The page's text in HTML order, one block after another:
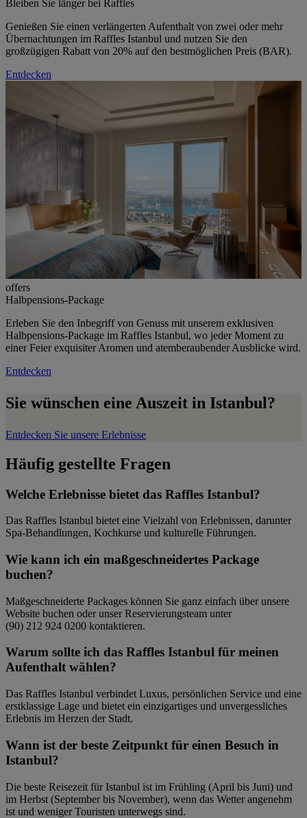
Bleiben Sie länger bei Raffles
Genießen Sie einen verlängerten Aufenthalt von zwei oder mehr
Übernachtungen im Raffles Istanbul und nutzen Sie den
großzügigen Rabatt von 20% auf den bestmöglichen Preis (BAR).
Entdecken
offers
Halbpensions-Package
Erleben Sie den Inbegriff von Genuss mit unserem exklusiven
Halbpensions-Package im Raffles Istanbul, wo jeder Moment zu
einer Feier exquisiter Aromen und atemberaubender Ausblicke wird.
Entdecken
Sie wünschen eine Auszeit in Istanbul?
Entdecken Sie unsere Erlebnisse
Häufig gestellte Fragen
Welche Erlebnisse bietet das Raffles Istanbul?
Das Raffles Istanbul bietet eine Vielzahl von Erlebnissen, darunter
Spa-Behandlungen, Kochkurse und kulturelle Führungen.
Wie kann ich ein maßgeschneidertes Package
buchen?
Maßgeschneiderte Packages können Sie ganz einfach über unsere
Website buchen oder unser Reservierungsteam unter
(90) 212 924 0200 kontaktieren.
Warum sollte ich das Raffles Istanbul für meinen
Aufenthalt wählen?
Das Raffles Istanbul verbindet Luxus, persönlichen Service und eine
erstklassige Lage und bietet ein einzigartiges und unvergessliches
Erlebnis im Herzen der Stadt.
Wann ist der beste Zeitpunkt für einen Besuch in
Istanbul?
Die beste Reisezeit für Istanbul ist im Frühling (April bis Juni) und
im Herbst (September bis November), wenn das Wetter angenehm
ist und weniger Touristen unterwegs sind.